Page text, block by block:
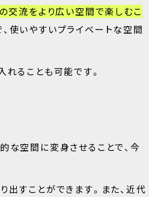
交流をより広い空間で楽しむこ
使いやすいプライベートな空間
れることも可能です。
な空間に変身させることで、今
出すことができます。また、近代